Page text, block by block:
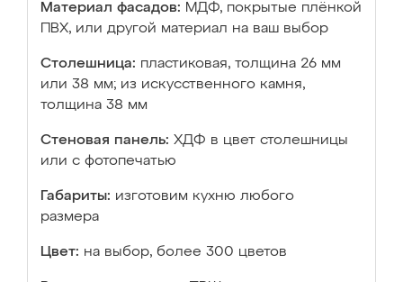
Материал фасадов: МДФ, покрытые плёнкой
ПВХ, или другой материал на ваш выбор
Столешница: пластиковая, толщина 26 мм
или 38 мм; из искусственного камня,
толщина 38 мм
Стеновая панель: ХДФ в цвет столешницы
или с фотопечатью
Габариты: изготовим кухню любого
размера
Цвет: на выбор, более 300 цветов